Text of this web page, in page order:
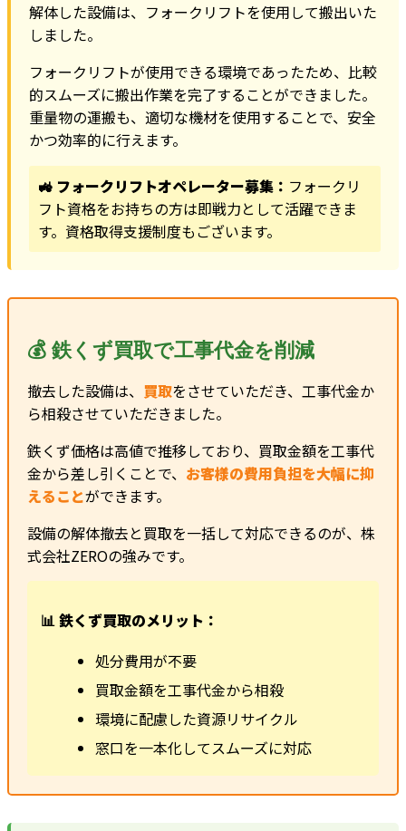
解体した設備は、フォークリフトを使用して搬出いた
しました。
フォークリフトが使用できる環境であったため、比較
的スムーズに搬出作業を完了することができました。
重量物の運搬も、適切な機材を使用することで、安全
かつ効率的に行えます。
🚜 フォークリフトオペレーター募集： フォークリ
フト資格をお持ちの方は即戦力として活躍できま
す。資格取得支援制度もございます。
💰 鉄くず買取で工事代金を削減
撤去した設備は、 買取をさせていただき、工事代金か
ら相殺させていただきました。
鉄くず価格は高値で推移しており、買取金額を工事代
金から差し引くことで、 お客様の費用負担を大幅に抑
えることができます。
設備の解体撤去と買取を一括して対応できるのが、株
式会社ZEROの強みです。
📊 鉄くず買取のメリット：
処分費用が不要
買取金額を工事代金から相殺
環境に配慮した資源リサイクル
窓口を一本化してスムーズに対応